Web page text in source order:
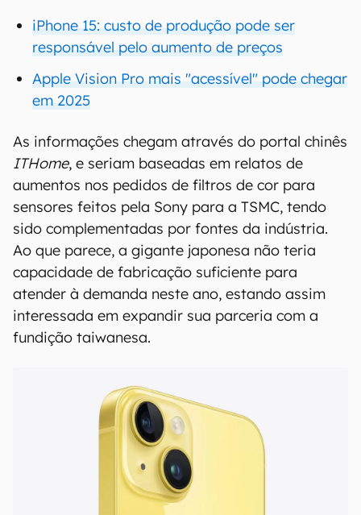
iPhone 15: custo de produção pode ser
responsável pelo aumento de preços
Apple Vision Pro mais "acessível" pode chegar
em 2025
As informações chegam através do portal chinês
ITHome, e seriam baseadas em relatos de
aumentos nos pedidos de filtros de cor para
sensores feitos pela Sony para a TSMC, tendo
sido complementadas por fontes da indústria.
Ao que parece, a gigante japonesa não teria
capacidade de fabricação suficiente para
atender à demanda neste ano, estando assim
interessada em expandir sua parceria com a
fundição taiwanesa.